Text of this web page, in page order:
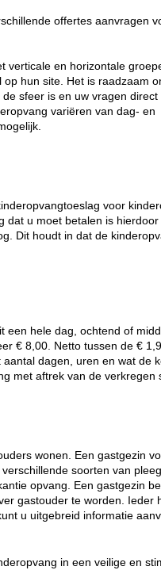
offertes aanvragen
verticale en horizontale
hun site. Het is raadzaam
sfeer is en uw vragen direct
variëren van dag- en
voor
dat u moet betalen is hierdoor
Dit houdt in dat de
een hele dag, ochtend of
€ 8,00. Netto tussen de €
dagen, uren en wat de
met aftrek van de verkregen
wonen. Een gastgezin
soorten van
opvang. Een gastgezin
gastouder te worden. Ieder
u uitgebreid informatie
in een veilige en